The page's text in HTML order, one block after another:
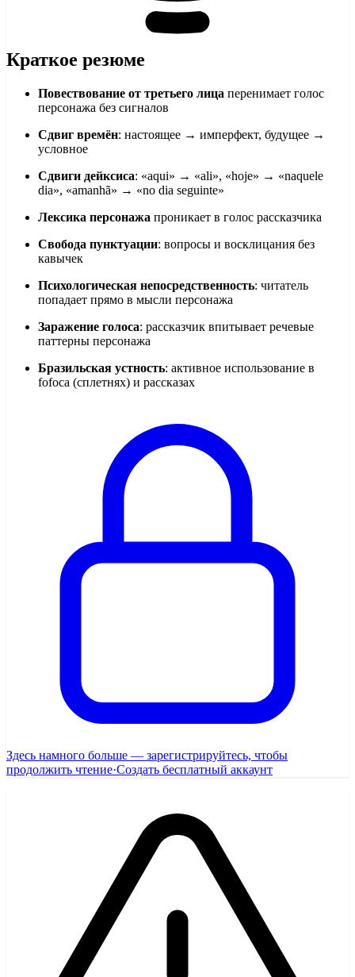
Краткое резюме
Повествование от третьего лица перенимает голос
персонажа без сигналов
Сдвиг времён: настоящее → имперфект, будущее →
условное
Сдвиги дейксиса: «aqui» → «ali», «hoje» → «naquele
dia», «amanhã» → «no dia seguinte»
Лексика персонажа проникает в голос рассказчика
Свобода пунктуации: вопросы и восклицания без
кавычек
Психологическая непосредственность: читатель
попадает прямо в мысли персонажа
Заражение голоса: рассказчик впитывает речевые
паттерны персонажа
Бразильская устность: активное использование в
fofoca (сплетнях) и рассказах
Здесь намного больше — зарегистрируйтесь, чтобы
продолжить чтение·Создать бесплатный аккаунт